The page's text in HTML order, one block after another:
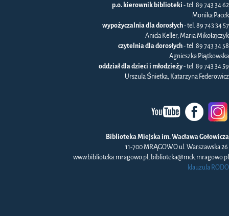
p.o. kierownik biblioteki - tel. 89 743 34 62
Monika Pacek
wypożyczalnia dla dorosłych- tel. 89 743 34 57
Anida Keller, Maria Mikołajczyk
czytelnia dla dorosłych- tel. 89 743 34 58
Agnieszka Piątkowska
oddział dla dzieci i młodzieży- tel. 89 743 34 59
Urszula Śnietka, Katarzyna Federowicz
Biblioteka Miejska im. Wacława Gołowicza
11-700 MRĄGOWO ul. Warszawska 26
www.biblioteka.mragowo.pl, biblioteka@mck.mragowo.pl
klauzula RODO